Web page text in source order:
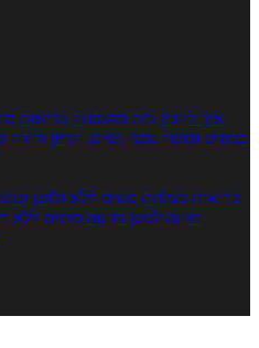
איך להכין בית ומשפחה בריאות
ספורט וכושר גופני נשים, הריון ולידה
בריאות בצלחת טעים ללא גלוטן
תזונה לבטן רגועה מרזים ללא